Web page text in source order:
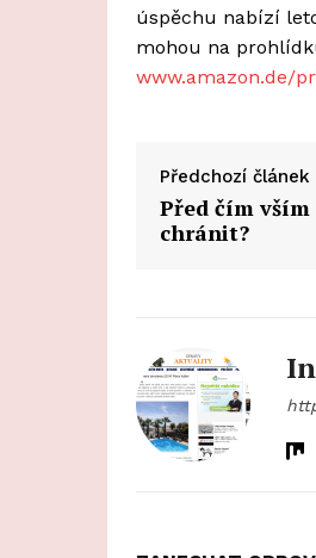
úspěchu nabízí
mohou na
www.amazon.de/
Předchozí článek
Před čím vším
chránit?